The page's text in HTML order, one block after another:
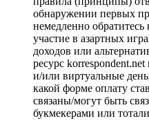
обнаружении первых
немедленно
участие в азартных
доходов или
ресурс
и/или виртуальные
какой форме оплату
связаны/могут быть
букмекерами или